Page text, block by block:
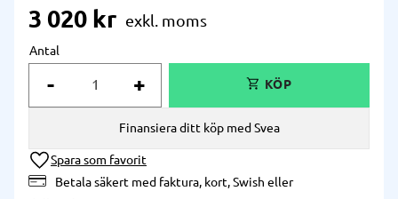
3 020 kr
Antal
+
-
Lägg till i önskelista
Betala säkert med faktura, kort, Swish eller
Finansiera ditt köp med Svea